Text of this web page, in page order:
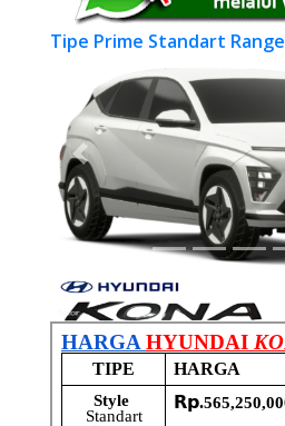
Tipe Prime Standart Range
Previous